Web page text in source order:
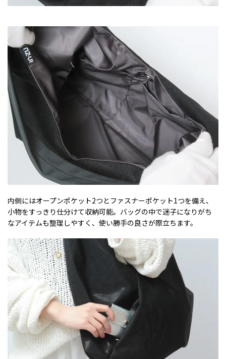
内側にはオープンポケット2つとファスナーポケット1つを備え、
小物をすっきり仕分けて収納可能。バッグの中で迷子になりがち
なアイテムも整理しやすく、使い勝手の良さが際立ちます。